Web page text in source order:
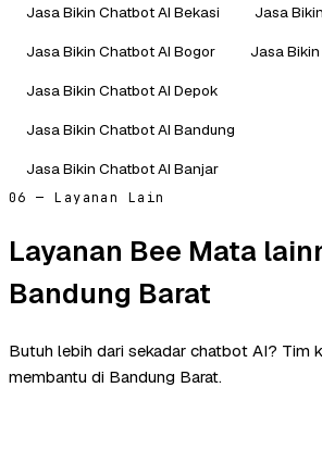
Jasa Bikin Chatbot AI Bekasi
Jasa
Jasa Bikin Chatbot AI Bogor
Jasa
Jasa Bikin Chatbot AI Depok
Jasa Bikin Chatbot AI Bandung
Jasa Bikin Chatbot AI Banjar
06 — Layanan Lain
Layanan Bee Mata
Bandung Barat
Butuh lebih dari sekadar chatbot AI? Tim
membantu di Bandung Barat.